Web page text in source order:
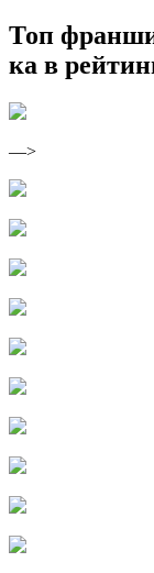
Топ
ка в
—>